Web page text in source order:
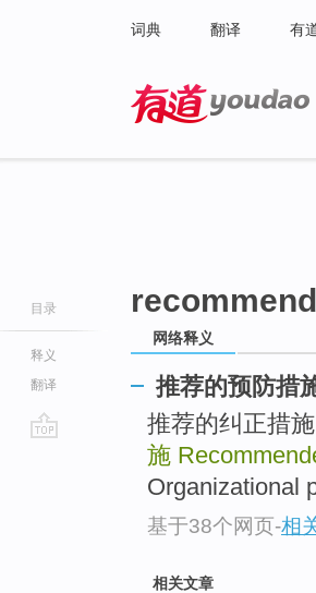
词典 翻译 有
目录
释义
翻译
网络释义
推荐的预防措
推荐的纠正措
施
Organizational
基于38个网页-相
相关文章